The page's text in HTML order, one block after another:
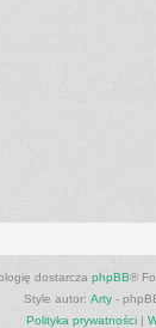
dostarcza phpBB®
Style autor: Arty -
Polityka prywatności|